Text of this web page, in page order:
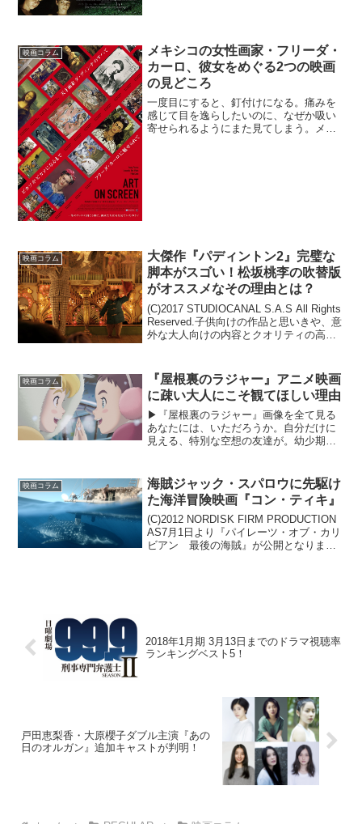
映画コラム
メキシコの女性画家・フリーダ・
カーロ、彼女をめぐる2つの映画
の見どころ
一度目にすると、釘付けになる。痛みを
感じて目を逸らしたいのに、なぜか吸い
寄せられるようにまた見てしまう。メキ
映画コラム
大傑作『パディントン2』完璧な
脚本がスゴい！松坂桃李の吹替版
がオススメなその理由とは？
(C)2017 STUDIOCANAL S.A.S All Rights
Reserved.子供向けの作品と思いきや、意
外な大人向けの内容とクオリティの高さ
２』は、その...
映画コラム
『屋根裏のラジャー』アニメ映画
に疎い大人にこそ観てほしい理由
▶︎『屋根裏のラジャー』画像を全て見る
あなたには、いただろうか。自分だけに
見える、特別な空想の友達が。幼少期に
長編アニメーション映画『屋根裏のラジ
ャー』が2023年12月...
映画コラム
海賊ジャック・スパロウに先駆け
た海洋冒険映画『コン・ティキ』
(C)2012 NORDISK FIRM PRODUCTION
AS7月1日より『パイレーツ・オブ・カリ
ビアン 最後の海賊』が公開となりま
2018年1月期 3月13日までのドラマ視聴率
ランキングベスト5！
戸田恵梨香・大原櫻子ダブル主演『あの
日のオルガン』追加キャストが判明！